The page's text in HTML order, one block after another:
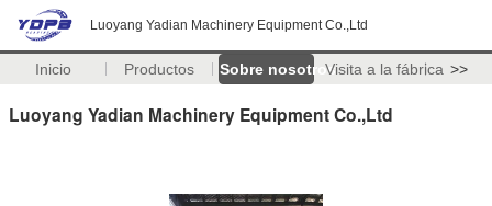
Luoyang Yadian Machinery Equipment Co.,Ltd
Inicio Productos Sobre nosotrosVisita a la fábrica >>
Luoyang Yadian Machinery Equipment Co.,Ltd